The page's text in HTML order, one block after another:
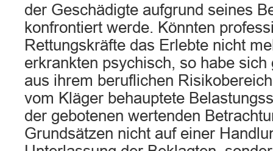
der Geschädigte aufgrund seines
konfrontiert werde. Könnten
Rettungskräfte das Erlebte nicht
erkrankten psychisch, so habe sich
aus ihrem beruflichen
vom Kläger behauptete
der gebotenen wertenden
Grundsätzen nicht auf einer